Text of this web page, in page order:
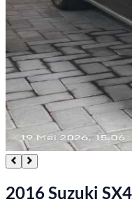
2016 Suzuki